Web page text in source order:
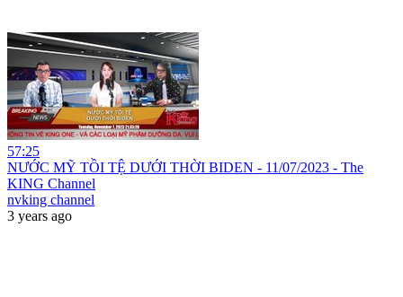
57:25
NƯỚC MỸ TỒI TỆ DƯỚI THỜI BIDEN - 11/07/2023 - The
KING Channel
nvking channel
3 years ago